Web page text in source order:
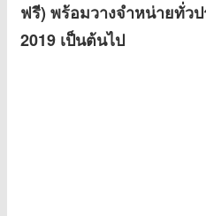
ฟรี) พร้อมวางจำหน่ายทั่ว
2019 เป็นต้นไป